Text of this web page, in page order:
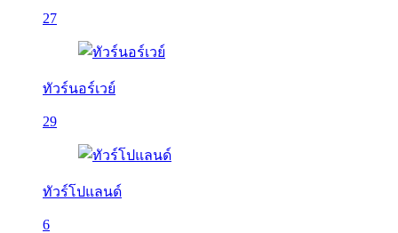
27
ทัวร์นอร์เวย์
29
ทัวร์โปแลนด์
6